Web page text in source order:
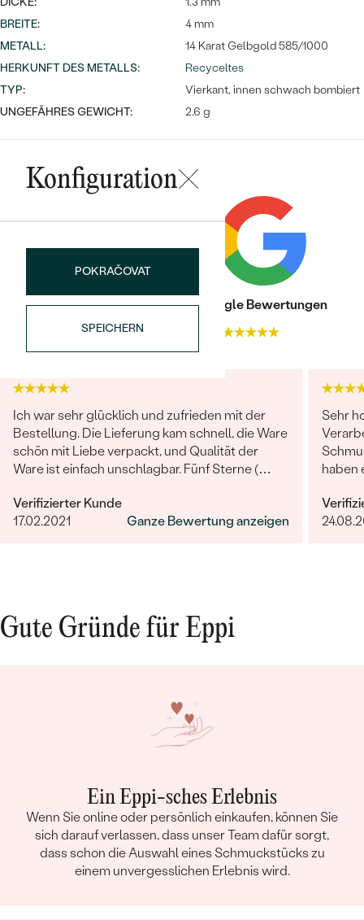
BREITE:
4 mm
METALL:
14 Karat Gelbgold 585/1000
HERKUNFT DES METALLS:
Recyceltes
TYP:
Vierkant, innen schwach bombiert
UNGEFÄHRES GEWICHT:
2.6 g
Konfiguration
POKRAČOVAT
SPEICHERN
Trusted shop BewertungenGoogle Bewertungen
Ich war sehr glücklich und zufrieden mit der
Bestellung. Die Lieferung kam schnell, die Ware
schön mit Liebe verpackt, und Qualität der
Ware ist einfach unschlagbar. Fünf Sterne (
Verifizierter Kunde
17.02.2021
Ganze Bewertung anzeigen
Sehr
haben
Gute Gründe für Eppi
Ein Eppi-sches Erlebnis
Wenn Sie online oder persönlich einkaufen, können Sie
sich darauf verlassen, dass unser Team dafür sorgt,
dass schon die Auswahl eines Schmuckstücks zu
einem unvergesslichen Erlebnis wird.